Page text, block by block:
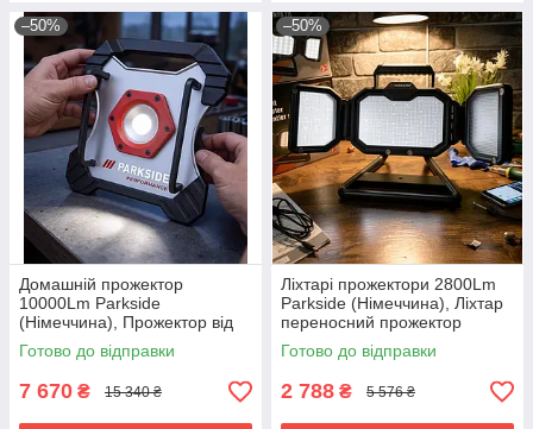
–50%
Домашній прожектор
10000Lm Parkside
(Німеччина), Прожектор від
акумулятора, Акумуляторний
ліхтар-прожектор, RYH
Готово до відправки
7 670 ₴ 15 340 ₴
–50%
Ліхтарі прожектори 2800Lm
Parkside (Німеччина), Ліхтар
переносний прожектор
акумуляторний
світлодіодний, RYH
Готово до відправки
2 788 ₴ 5 576 ₴